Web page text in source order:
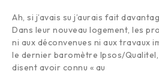
Ah, si j’avais su j’aurais fait
Dans leur nouveau logement, les
ni aux déconvenues ni aux travaux
le dernier baromètre Ipsos/
disent avoir connu « au